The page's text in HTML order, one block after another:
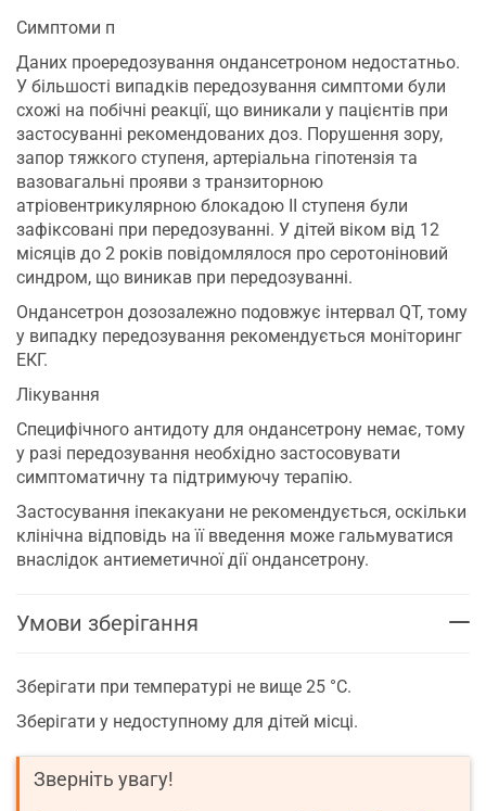
Симптоми п
Даних проередозування ондансетроном недостатньо.
У більшості випадків передозування симптоми були
схожі на побічні реакції, що виникали у пацієнтів при
застосуванні рекомендованих доз. Порушення зору,
запор тяжкого ступеня, артеріальна гіпотензія та
вазовагальні прояви з транзиторною
атріовентрикулярною блокадою ІІ ступеня були
зафіксовані при передозуванні. У дітей віком від 12
місяців до 2 років повідомлялося про серотоніновий
синдром, що виникав при передозуванні.
Ондансетрон дозозалежно подовжує інтервал QT, тому
у випадку передозування рекомендується моніторинг
ЕКГ.
Лікування
Специфічного антидоту для ондансетрону немає, тому
у разі передозування необхідно застосовувати
симптоматичну та підтримуючу терапію.
Застосування іпекакуани не рекомендується, оскільки
клінічна відповідь на її введення може гальмуватися
внаслідок антиеметичної дії ондансетрону.
Умови зберігання
Зберігати при температурі не вище 25 °С.
Зберігати у недоступному для дітей місці.
Зверніть увагу!